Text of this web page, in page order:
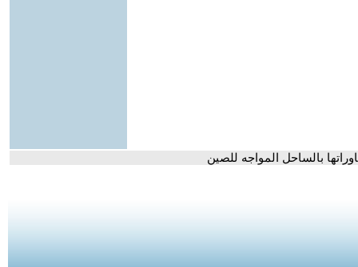
بالساحل المواجه للصين